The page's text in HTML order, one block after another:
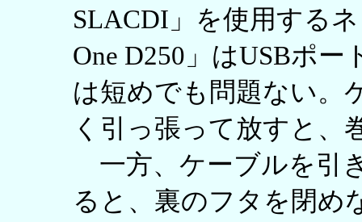
SLACDI」を使用する
One D250」はUSBポ
は短めでも問題ない。
く引っ張って放すと、
一方、ケーブルを引
ると、裏のフタを閉め